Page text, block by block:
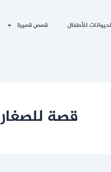
للأطفال قصص قصيرة
قصة للصغار